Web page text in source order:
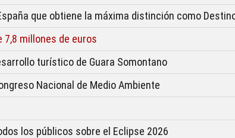
que obtiene la máxima distinción como
7,8 millones de euros
turístico de Guara Somontano
Nacional de Medio Ambiente
los públicos sobre el Eclipse 2026